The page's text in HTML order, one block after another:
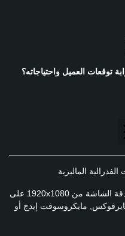
توقعات العميل واحتياجاته؟
أفضل عرض باستخدام الحد الأدنى من دقة الشاشة من 1920x1080 على
مايكروسوفت إيدج أو